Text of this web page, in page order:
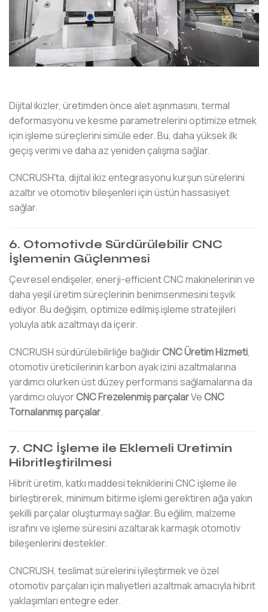
Dijital ikizler, üretimden önce alet aşınmasını, termal
deformasyonu ve kesme parametrelerini optimize etmek
için işleme süreçlerini simüle eder. Bu, daha yüksek ilk
geçiş verimi ve daha az yeniden çalışma sağlar.
CNCRUSH'ta, dijital ikiz entegrasyonu kurşun sürelerini
azaltır ve otomotiv bileşenleri için üstün hassasiyet
sağlar.
6. Otomotivde Sürdürülebilir CNC
İşlemenin Güçlenmesi
Çevresel endişeler, enerji-efficient CNC makinelerinin ve
daha yeşil üretim süreçlerinin benimsenmesini teşvik
ediyor. Bu değişim, optimize edilmiş işleme stratejileri
yoluyla atık azaltmayı da içerir.
CNCRUSH sürdürülebilirliğe bağlıdırCNC Üretim Hizmeti,
otomotiv üreticilerinin karbon ayak izini azaltmalarına
yardımcı olurken üst düzey performans sağlamalarına da
yardımcı oluyorCNC Frezelenmiş parçalarVeCNC
Tornalanmış parçalar.
7. CNC İşleme ile Eklemeli Üretimin
Hibritleştirilmesi
Hibrit üretim, katkı maddesi tekniklerini CNC işleme ile
birleştirerek, minimum bitirme işlemi gerektiren ağa yakın
şekilli parçalar oluşturmayı sağlar. Bu eğilim, malzeme
israfını ve işleme süresini azaltarak karmaşık otomotiv
bileşenlerini destekler.
CNCRUSH, teslimat sürelerini iyileştirmek ve özel
otomotiv parçaları için maliyetleri azaltmak amacıyla hibrit
yaklaşımları entegre eder.